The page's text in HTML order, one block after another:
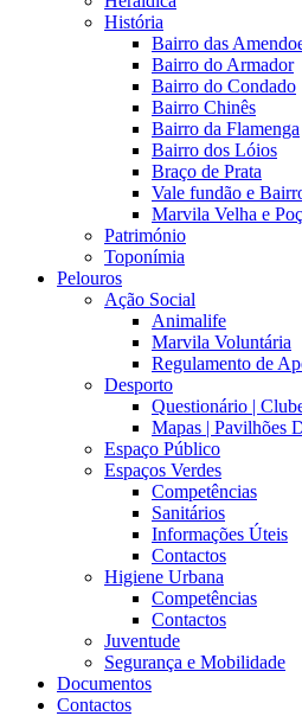
História
Bairro das
Bairro do Armador
Bairro do Condado
Bairro Chinês
Bairro da Flamenga
Bairro dos Lóios
Braço de Prata
Vale fundão e
Marvila Velha e
Património
Toponímia
Pelouros
Ação Social
Animalife
Marvila Voluntária
Regulamento de
Desporto
Questionário |
Mapas | Pavilhões
Espaço Público
Espaços Verdes
Competências
Sanitários
Informações Úteis
Contactos
Higiene Urbana
Competências
Contactos
Juventude
Segurança e Mobilidade
Documentos
Contactos